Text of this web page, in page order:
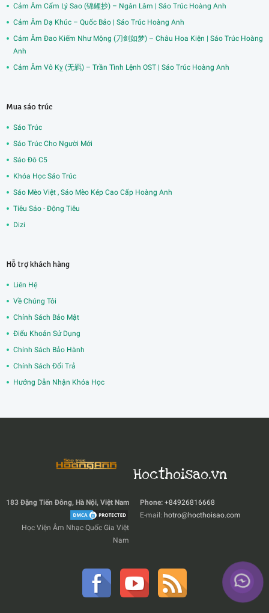
Cảm Âm Cẩm Lý Sao (锦鲤抄) – Ngân Lâm | Sáo Trúc Hoàng Anh
Cảm Âm Dạ Khúc – Quốc Bảo | Sáo Trúc Hoàng Anh
Cảm Âm Đao Kiếm Như Mộng (刀剑如梦) – Châu Hoa Kiện | Sáo Trúc Hoàng
Anh
Cảm Âm Vô Kỵ (无羁) – Trần Tình Lệnh OST | Sáo Trúc Hoàng Anh
Mua sáo trúc
Sáo Trúc
Sáo Trúc Cho Người Mới
Sáo Đô C5
Khóa Học Sáo Trúc
Sáo Mèo Việt , Sáo Mèo Kép Cao Cấp Hoàng Anh
Tiêu Sáo - Động Tiêu
Dizi
Hỗ trợ khách hàng
Liên Hệ
Về Chúng Tôi
Chính Sách Bảo Mật
Điểu Khoản Sử Dụng
Chính Sách Bảo Hành
Chính Sách Đổi Trả
Hướng Dẫn Nhận Khóa Học
Hocthoisao.vn
Phone: +84926816668
E-mail: hotro@hocthoisao.com
183 Đặng Tiến Đông, Hà Nội, Việt Nam
Học Viện Âm Nhạc Quốc Gia Việt
Nam